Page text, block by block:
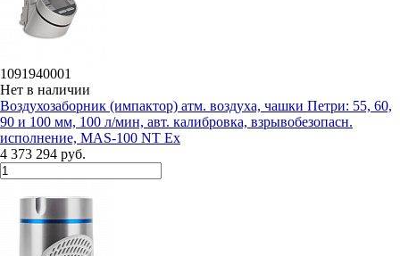
1091940001
Нет в наличии
Воздухозаборник (импактор) атм. воздуха, чашки Петри: 55, 60,
90 и 100 мм, 100 л/мин, авт. калибровка, взрывобезопасн.
исполнение, MAS-100 NT Ex
4 373 294 руб.